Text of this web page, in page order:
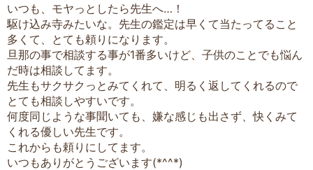
いつも、モヤっとしたら先生へ…！
駆け込み寺みたいな。先生の鑑定は早くて当たってること
多くて、とても頼りになります。
旦那の事で相談する事が1番多いけど、子供のことでも悩ん
だ時は相談してます。
先生もサクサクっとみてくれて、明るく返してくれるので
とても相談しやすいです。
何度同じような事聞いても、嫌な感じも出さず、快くみて
くれる優しい先生です。
これからも頼りにしてます。
いつもありがとうございます(*^^*)